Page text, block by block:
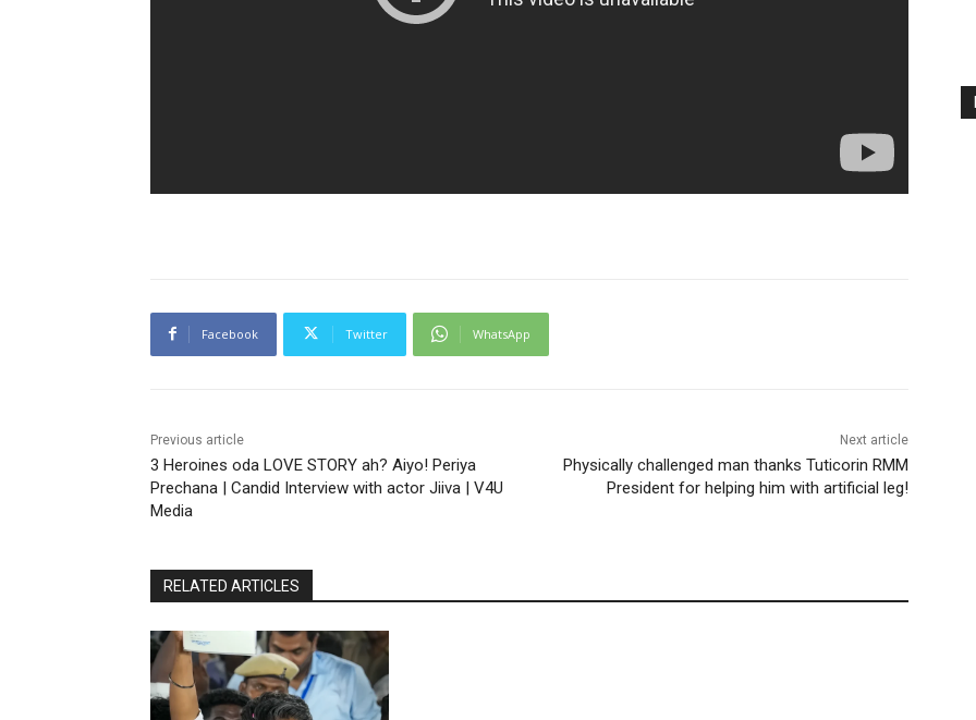
Facebook Twitter WhatsApp
Previous article
3 Heroines oda LOVE STORY ah? Aiyo! Periya
Prechana | Candid Interview with actor Jiiva | V4U
Media
Next article
Physically challenged man thanks Tuticorin RMM
President for helping him with artificial leg!
RELATED ARTICLES